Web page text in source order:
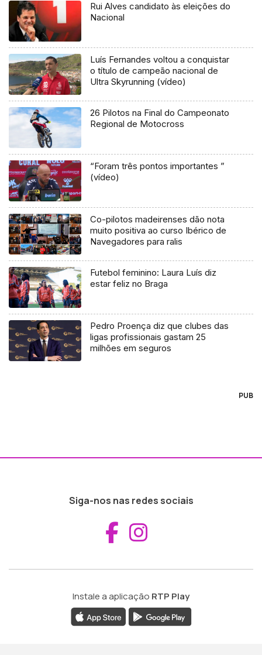
Rui Alves candidato às eleições do
Nacional
Luís Fernandes voltou a conquistar
o título de campeão nacional de
Ultra Skyrunning (vídeo)
26 Pilotos na Final do Campeonato
Regional de Motocross
“Foram três pontos importantes ”
(vídeo)
Co-pilotos madeirenses dão nota
muito positiva ao curso Ibérico de
Navegadores para ralis
Futebol feminino: Laura Luís diz
estar feliz no Braga
Pedro Proença diz que clubes das
ligas profissionais gastam 25
milhões em seguros
PUB
Siga-nos nas redes sociais
Aceder ao
Instale a aplicação RTP Play